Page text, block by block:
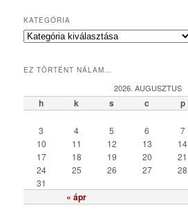
KATEGÓRIA
K
e
r
EZ TÖRTÉNT NÁLAM…
2026. AUGUSZTUS
h k s c p
« ápr
3
4 5 6 7
10
11 12 13 14
17
18 19 20 21
24
25 26 27 28
31